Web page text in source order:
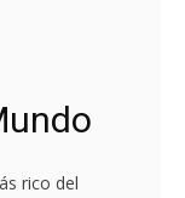
rico del